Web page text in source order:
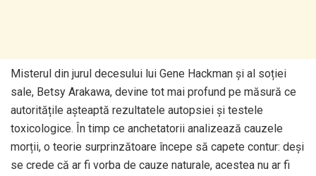
Misterul din jurul decesului lui Gene Hackman și al soției
sale, Betsy Arakawa, devine tot mai profund pe măsură ce
autoritățile așteaptă rezultatele autopsiei și testele
toxicologice. În timp ce anchetatorii analizează cauzele
morții, o teorie surprinzătoare începe să capete contur: deși
se crede că ar fi vorba de cauze naturale, acestea nu ar fi